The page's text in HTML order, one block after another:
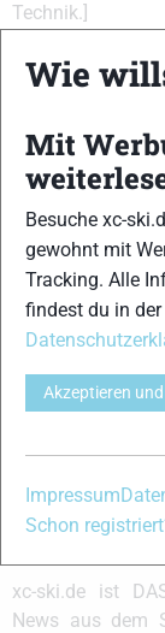
Technik.]
VERWANDTE
Salomon Equipe 9
Classic
Schreibe einen
xc-ski.de ist
News aus dem
Wie
Mit
Besuche xc-
gewohnt mit
Tracking. Alle
findest du in der
Akzeptieren
Impressum
Schon